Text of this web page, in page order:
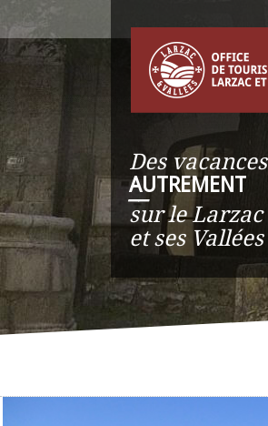
Des vacances
AUTREMENT
__
sur le Larzac
et ses Vallées